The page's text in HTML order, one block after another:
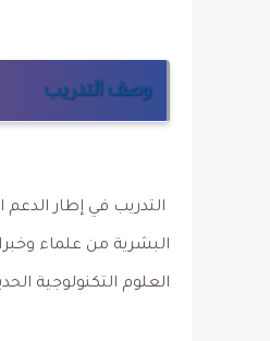
وصف التدريب
التدريب في إطار
البشرية من علماء
العلوم التكنولوجية